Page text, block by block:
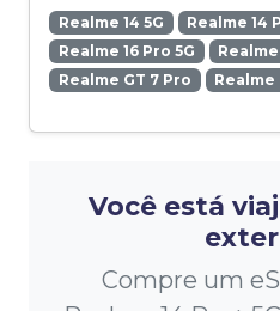
Realme 14 5G
Realme 14
Realme 16 Pro 5G
Realme
Realme GT 7 Pro
Realme
Você está
Compre um